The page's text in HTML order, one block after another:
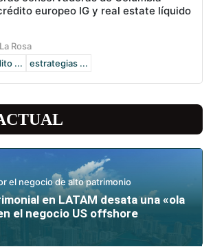
europeo IG y real estate líquido
Rosa
... estrategias ...
el negocio de alto patrimonio
en LATAM desata una «ola
el negocio US offshore